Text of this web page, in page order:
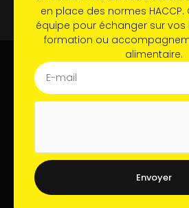
en place des normes
équipe pour échanger sur vos
formation ou
alimentaire.
Envoyer